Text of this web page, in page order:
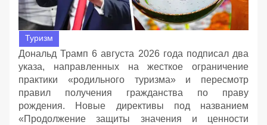
Туризм
Дональд Трамп 6 августа 2026 года подписал два
указа, направленных на жесткое ограничение
практики «родильного туризма» и пересмотр
правил получения гражданства по праву
рождения. Новые директивы под названием
«Продолжение защиты значения и ценности